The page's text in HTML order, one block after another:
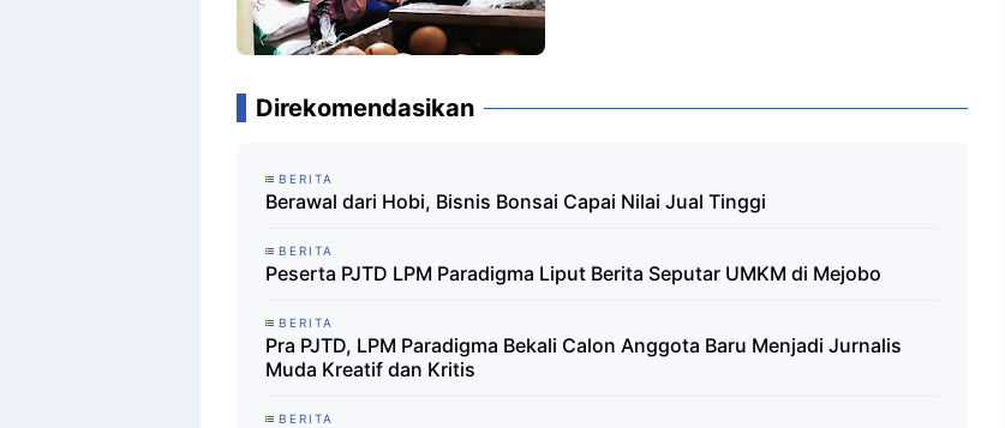
Direkomendasikan
BERITA
Berawal dari Hobi, Bisnis Bonsai Capai Nilai Jual Tinggi
BERITA
Peserta PJTD LPM Paradigma Liput Berita Seputar UMKM di Mejobo
BERITA
Pra PJTD, LPM Paradigma Bekali Calon Anggota Baru Menjadi Jurnalis
Muda Kreatif dan Kritis
BERITA